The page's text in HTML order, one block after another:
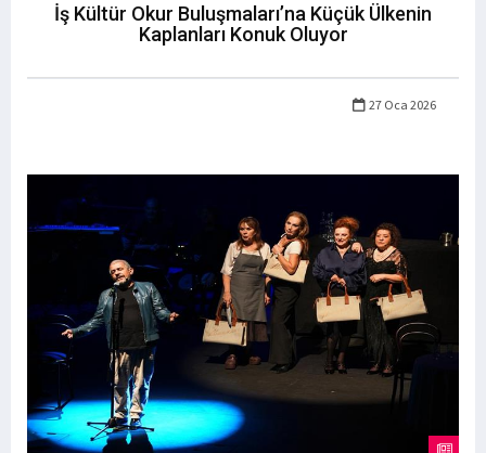
İş Kültür Okur Buluşmaları’na Küçük Ülkenin
Kaplanları Konuk Oluyor
27 Oca 2026